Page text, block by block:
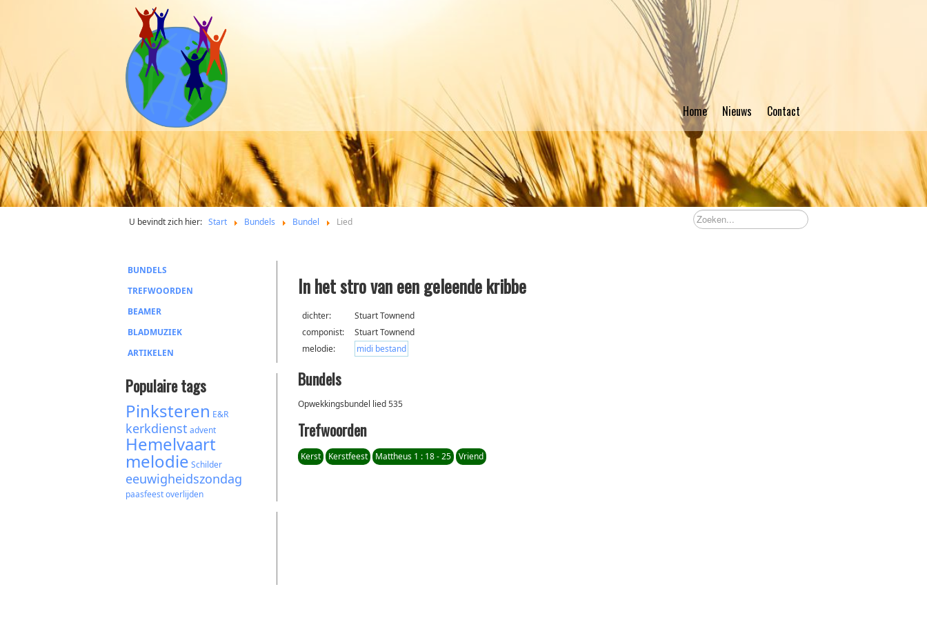
Home Nieuws Contact
U bevindt zich hier: Start Bundels Bundel Lied
BUNDELS
TREFWOORDEN
BEAMER
BLADMUZIEK
ARTIKELEN
Populaire tags
Pinksteren E&R
kerkdienst advent
Hemelvaart
melodie Schilder
eeuwigheidszondag
paasfeestoverlijden
In het stro van een geleende kribbe
dichter:
Stuart Townend
componist:
Stuart Townend
melodie:
midi bestand
Bundels
Opwekkingsbundel lied 535
Trefwoorden
Kerst Kerstfeest Mattheus 1 : 18 - 25 Vriend